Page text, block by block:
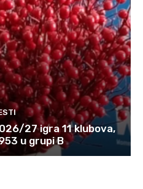
27 igra 11 klubova,
u grupi B